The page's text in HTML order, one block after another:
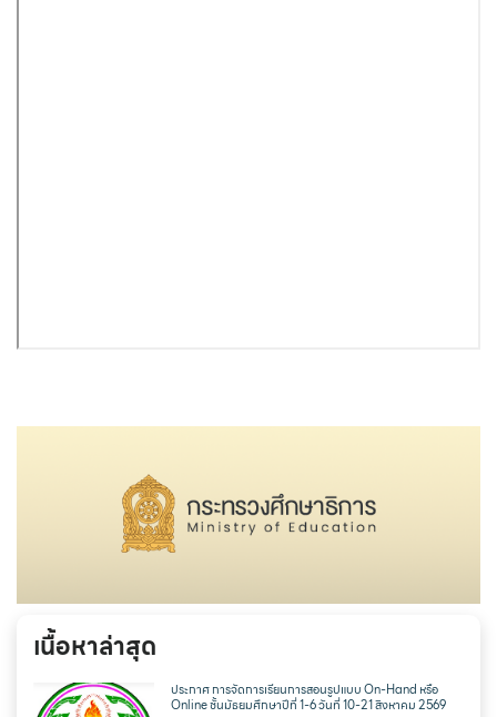
เนื้อหาล่าสุด
ประกาศ การจัดการเรียนการสอนรูปแบบ On-Hand หรือ
Online ชั้นมัธยมศึกษาปีที่ 1-6 วันที่ 10-21 สิงหาคม 2569